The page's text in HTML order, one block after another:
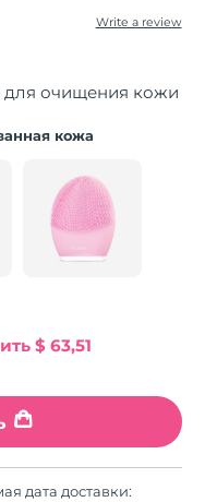
Write a review
для очищения кожи
кожа
$ 63,51
дата доставки: